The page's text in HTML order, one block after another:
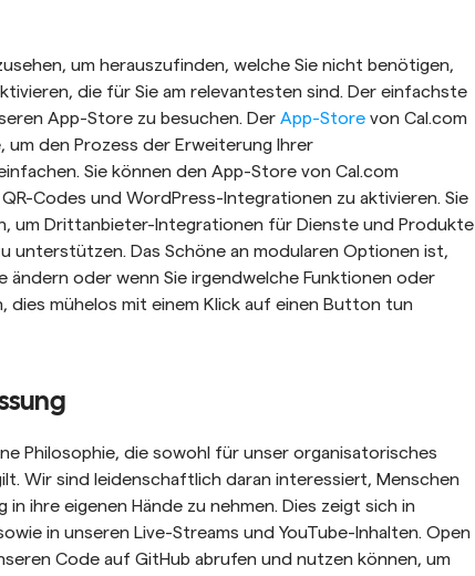
um herauszufinden, welche Sie nicht benötigen,
die für Sie am relevantesten sind. Der einfachste
App-Store zu besuchen. Der App-Store von Cal.com
um den Prozess der Erweiterung Ihrer
Sie können den App-Store von Cal.com
Codes und WordPress-Integrationen zu aktivieren. Sie
um Drittanbieter-Integrationen für Dienste und Produkte
unterstützen. Das Schöne an modularen Optionen ist,
ändern oder wenn Sie irgendwelche Funktionen oder
dies mühelos mit einem Klick auf einen Button tun
Philosophie, die sowohl für unser organisatorisches
Wir sind leidenschaftlich daran interessiert, Menschen
ihre eigenen Hände zu nehmen. Dies zeigt sich in
in unseren Live-Streams und YouTube-Inhalten. Open
Code auf GitHub abrufen und nutzen können, um